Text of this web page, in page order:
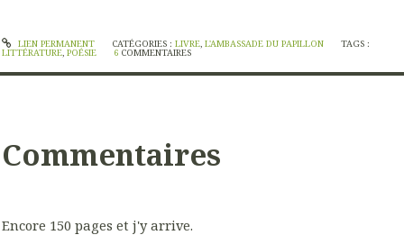
LIEN PERMANENT CATÉGORIES : LIVRE, L'AMBASSADE DU PAPILLON TAGS :
LITTÉRATURE, POÉSIE 6 COMMENTAIRES
Commentaires
Encore 150 pages et j'y arrive.